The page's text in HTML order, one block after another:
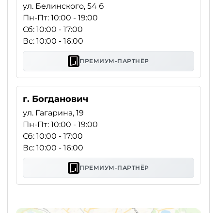
ул. Белинского, 54 б
Пн-Пт: 10:00 - 19:00
Сб: 10:00 - 17:00
Вс: 10:00 - 16:00
ПРЕМИУМ-ПАРТНЁР
г. Богданович
ул. Гагарина, 19
Пн-Пт: 10:00 - 19:00
Сб: 10:00 - 17:00
Вс: 10:00 - 16:00
ПРЕМИУМ-ПАРТНЁР